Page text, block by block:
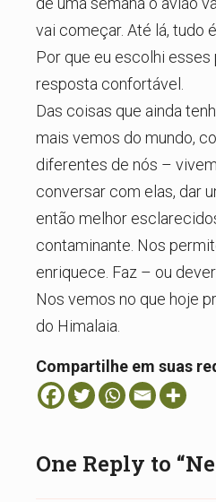
vai começar. Até lá, tudo
Por que eu escolhi
resposta confortável.
Das coisas que ainda
mais vemos do mundo,
diferentes de nós –
conversar com elas, dar
então melhor
contaminante. Nos
enriquece. Faz – ou
Nos vemos no que hoje
do Himalaia.
Compartilhe em suas
One Reply to